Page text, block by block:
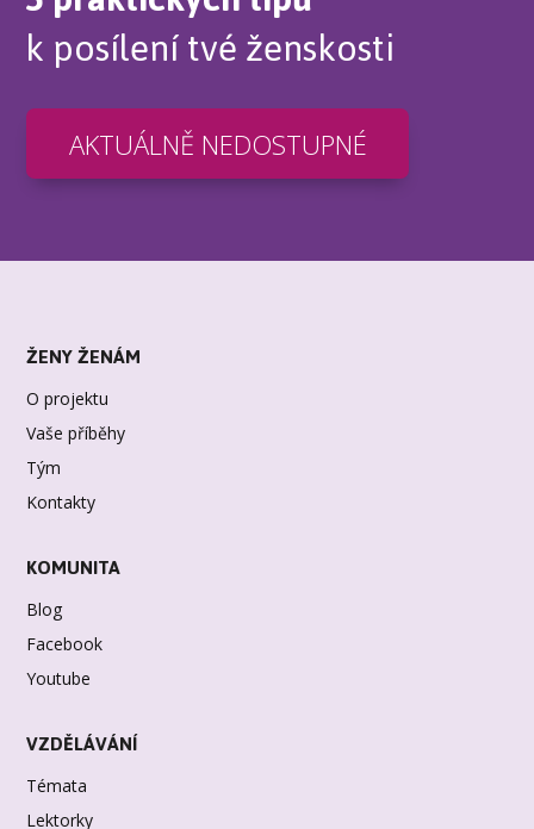
k posílení tvé ženskosti
AKTUÁLNĚ NEDOSTUPNÉ
ŽENY ŽENÁM
O projektu
Vaše příběhy
Tým
Kontakty
KOMUNITA
Blog
Facebook
Youtube
VZDĚLÁVÁNÍ
Témata
Lektorky